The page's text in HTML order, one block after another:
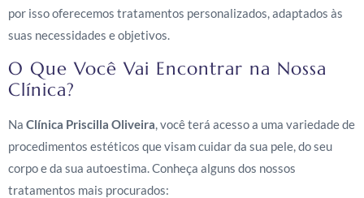
por isso oferecemos tratamentos personalizados, adaptados às
suas necessidades e objetivos.
O Que Você Vai Encontrar na Nossa
Clínica?
Na Clínica Priscilla Oliveira , você terá acesso a uma variedade de
procedimentos estéticos que visam cuidar da sua pele, do seu
corpo e da sua autoestima. Conheça alguns dos nossos
tratamentos mais procurados: